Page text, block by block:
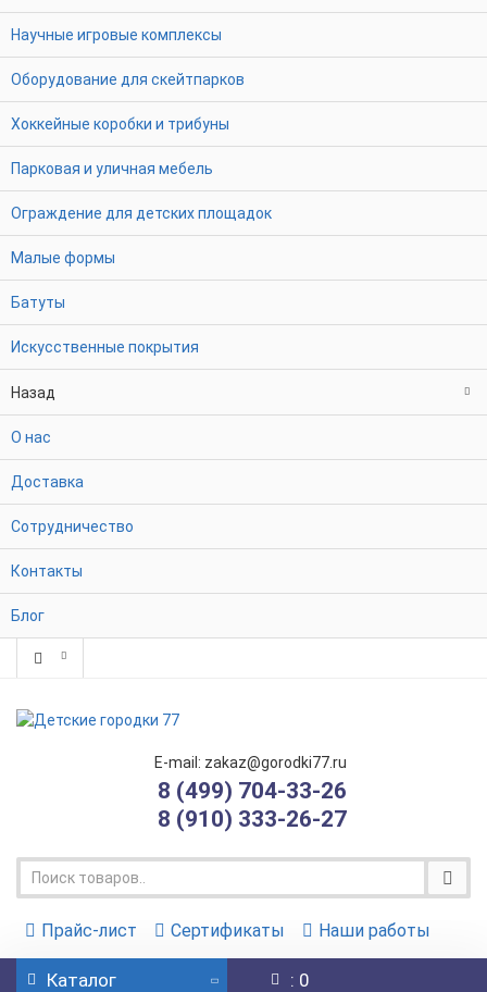
Научные игровые комплексы
Оборудование для скейтпарков
Хоккейные коробки и трибуны
Парковая и уличная мебель
Ограждение для детских площадок
Малые формы
Батуты
Искусственные покрытия
Назад
О нас
Доставка
Сотрудничество
Контакты
Блог
E-mail: zakaz@gorodki77.ru
8 (499) 704-33-26
8 (910) 333-26-27
Прайс-лист Сертификаты Наши работы
Каталог : 0